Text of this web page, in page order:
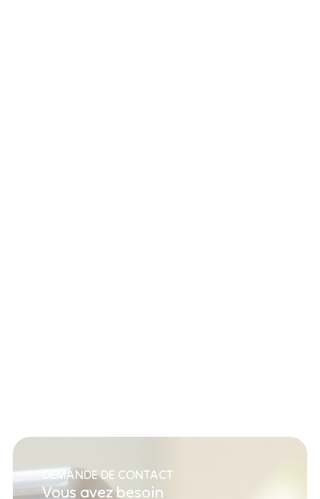
DEMANDE DE CONTACT
Vous avez besoin